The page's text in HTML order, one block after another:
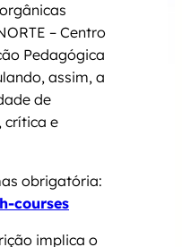
– Centro
Pedagógica
assim, a
de
crítica e
obrigatória:
courses
implica o